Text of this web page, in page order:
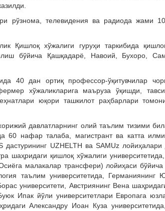
рўзнома, телевидения ва радиода жами
Қишлоқ хўжалиги гуруҳи таркибида
бўйича Қашқадарё, Навоий, Бухоро,
40 дан ортиқ профессор-ўқитувчилар
хўжаликларига маъруза ўқишди,
юқори ташкилот раҳбарлари
давлатларнинг олий таълим тизими
60 нафар талаба, магистрант ва катта
UZHELTH ва SAMUz лойиҳалари
шаҳридаги қишлоқ хўжалиги
малакалар трансфери) лойиҳаси бўйича
таълим университетида, Германиянинг
университети, Австриянинг Вена
Ипак йўли университетлари Европага
Александру Иоан Куза